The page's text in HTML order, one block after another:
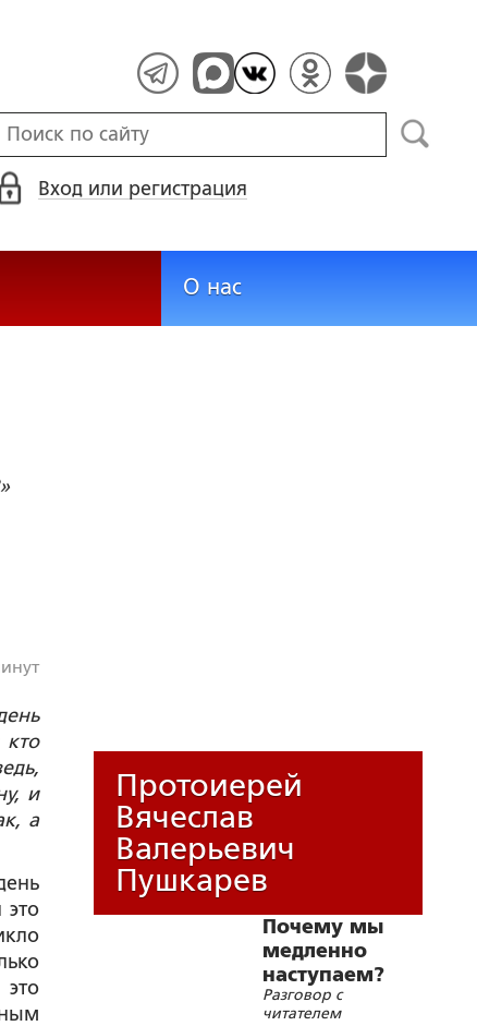
Вход или регистрация
О нас
кто
и
а
это
Протоиерей
Вячеслав
Валерьевич
Пушкарев
Почему мы
медленно
наступаем?
Разговор с
читателем